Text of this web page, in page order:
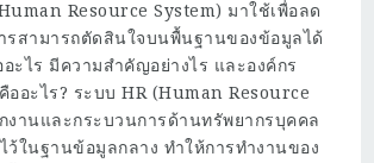
Resource System) มาใช้เพื่อลด
รสามารถตัดสินใจบนพื้นฐานของข้อมูลได้
ะไร มีความสำคัญอย่างไร และองค์กร
ออะไร? ระบบ HR (Human Resource
านและกระบวนการด้านทรัพยากรบุคคล
ในฐานข้อมูลกลาง ทำให้การทำงานของ